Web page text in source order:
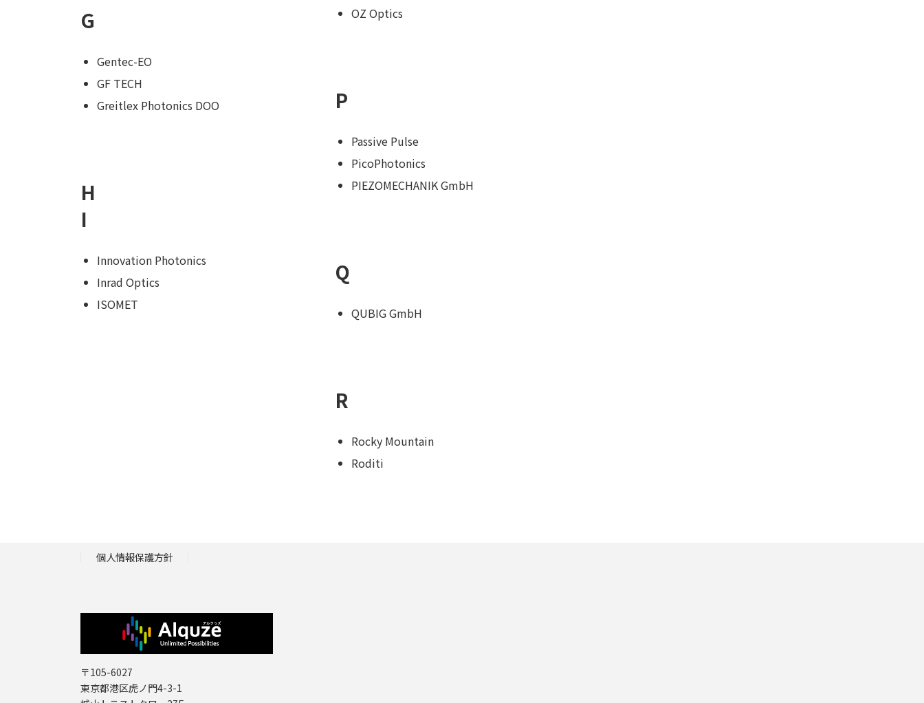
G
Gentec-EO
GF TECH
Greitlex Photonics DOO
H
I
Innovation Photonics
Inrad Optics
ISOMET
OZ Optics
P
Passive Pulse
PicoPhotonics
PIEZOMECHANIK GmbH
Q
QUBIG GmbH
R
Rocky Mountain
Roditi
個人情報保護方針
〒105-6027
東京都港区虎ノ門4-3-1